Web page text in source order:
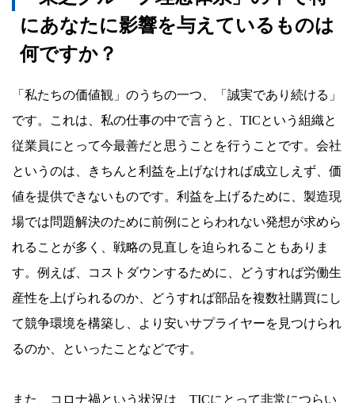
にあなたに影響を与えているものは
何ですか？
「私たちの価値観」のうちの一つ、「誠実であり続ける」
です。これは、私の仕事の中で言うと、TICという組織と
従業員にとって今最善だと思うことを行うことです。会社
というのは、きちんと利益を上げなければ成立しえず、価
値を提供できないものです。利益を上げるために、製造現
場では問題解決のために前例にとらわれない発想が求めら
れることが多く、戦略の見直しを迫られることもありま
す。例えば、コストダウンするために、どうすれば労働生
産性を上げられるのか、どうすれば部品を複数社購買にし
て競争環境を構築し、より安いサプライヤーを見つけられ
るのか、といったことなどです。
また、コロナ禍という状況は、TICにとって非常につらい